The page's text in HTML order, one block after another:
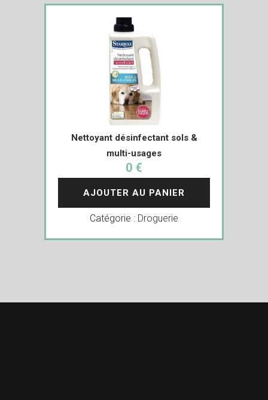
Nettoyant désinfectant sols &
multi-usages
0 €
AJOUTER AU PANIER
Catégorie : Droguerie